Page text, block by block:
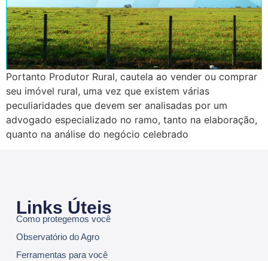
Portanto Produtor Rural, cautela ao vender ou comprar
seu imóvel rural, uma vez que existem várias
peculiaridades que devem ser analisadas por um
advogado especializado no ramo, tanto na elaboração,
quanto na análise do negócio celebrado
Links Úteis
Como protegemos você
Observatório do Agro
Ferramentas para você